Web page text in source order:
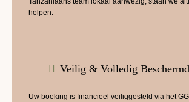
helpen.
Veilig & Volledig
Uw boeking is financieel veiliggesteld via het